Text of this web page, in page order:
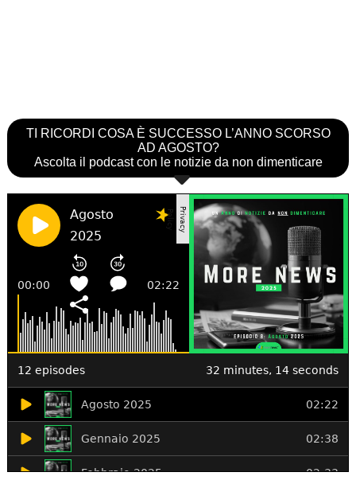
TI RICORDI COSA È SUCCESSO L’ANNO SCORSO
AD AGOSTO?
Ascolta il podcast con le notizie da non dimenticare